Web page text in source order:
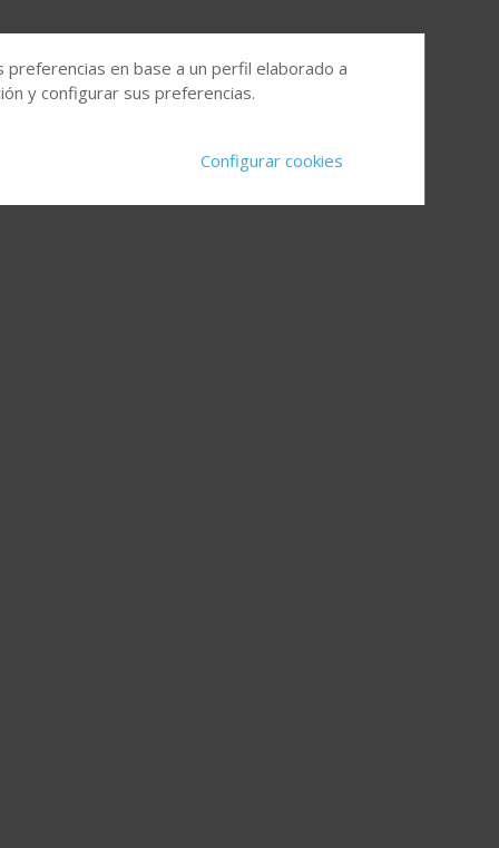
en base a un perfil elaborado a
y configurar sus preferencias.
Configurar cookies